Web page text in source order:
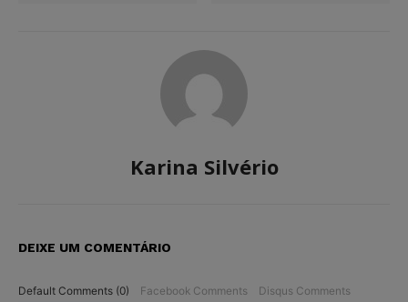
Karina Silvério
DEIXE UM COMENTÁRIO
Default Comments (0) Facebook Comments Disqus Comments